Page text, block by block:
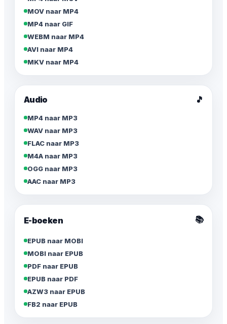
MOV naar MP4
MP4 naar GIF
WEBM naar MP4
AVI naar MP4
MKV naar MP4
Audio 🎵
MP4 naar MP3
WAV naar MP3
FLAC naar MP3
M4A naar MP3
OGG naar MP3
AAC naar MP3
E-boeken 📚
EPUB naar MOBI
MOBI naar EPUB
PDF naar EPUB
EPUB naar PDF
AZW3 naar EPUB
FB2 naar EPUB